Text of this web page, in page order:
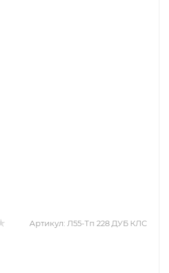
Артикул: Л55-Тп 228 ДУБ КЛС